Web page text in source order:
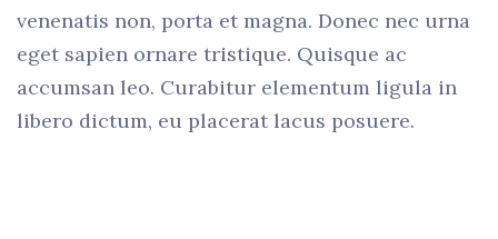
venenatis non, porta et magna. Donec nec urna
eget sapien ornare tristique. Quisque ac
accumsan leo. Curabitur elementum ligula in
libero dictum, eu placerat lacus posuere.